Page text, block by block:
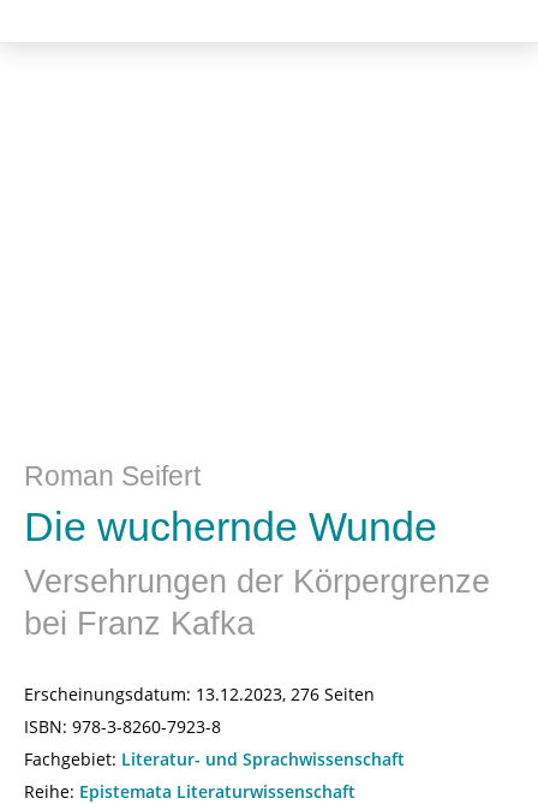
Roman Seifert
Die wuchernde Wunde
Versehrungen der Körpergrenze
bei Franz Kafka
Erscheinungsdatum: 13.12.2023, 276 Seiten
ISBN: 978-3-8260-7923-8
Fachgebiet: Literatur- und Sprachwissenschaft
Reihe: Epistemata Literaturwissenschaft